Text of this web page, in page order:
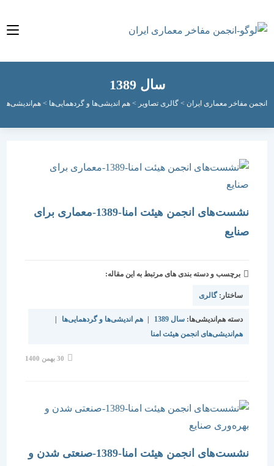
سال 1389
مفاخر معماری ایران > گالری تصاویر>هم اندیشی‌ها و گردهمایی‌ها>هم‌اندیشی‌های انجمن
نشست‌های انجمن هیئت امنا-1389-معماری برای
صنایع
برچسب و دسته بندی های مرتبط به این مقاله:
ساختار:گالری
دسته هم‌اندیشی‌ها:سال 1389 | هم اندیشی‌ها و گردهمایی‌ها |
هم‌اندیشی‌های انجمن هیئت امنا
نشست‌های انجمن هیئت امنا-1389-صنعتی شدن و